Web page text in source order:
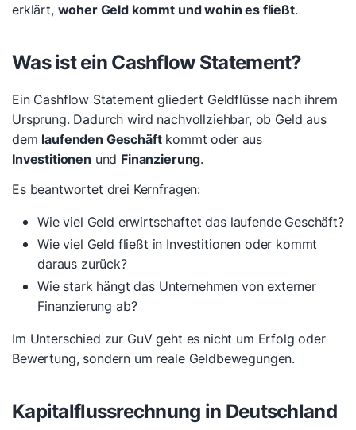
erklärt, woher Geld kommt und wohin es fließt.
Was ist ein Cashflow Statement?
Ein Cashflow Statement gliedert Geldflüsse nach ihrem
Ursprung. Dadurch wird nachvollziehbar, ob Geld aus
dem laufenden Geschäftkommt oder aus
Investitionen und Finanzierung.
Es beantwortet drei Kernfragen:
Wie viel Geld erwirtschaftet das laufende Geschäft?
Wie viel Geld fließt in Investitionen oder kommt
daraus zurück?
Wie stark hängt das Unternehmen von externer
Finanzierung ab?
Im Unterschied zur GuV geht es nicht um Erfolg oder
Bewertung, sondern um reale Geldbewegungen.
Kapitalflussrechnung in Deutschland